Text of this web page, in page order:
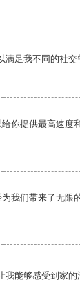
足我不同的社交
你提供最高速度
我们带来了无限
能够感受到家的